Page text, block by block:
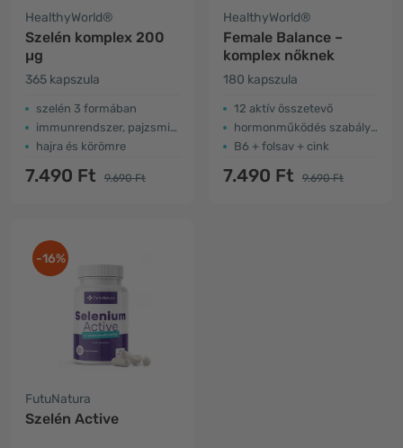
HealthyWorld®
Szelén komplex 200
µg
365 kapszula
szelén 3 formában
immunrendszer, pajzsmirigy
hajra és körömre
7.490 Ft 9.690 Ft
HealthyWorld®
Female Balance –
komplex nőknek
180 kapszula
12 aktív összetevő
hormonműködés szabályozása
B6 + folsav + cink
7.490 Ft 9.690 Ft
-16%
FutuNatura
Szelén Active